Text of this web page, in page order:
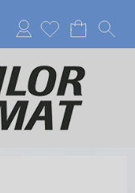
Anmelden